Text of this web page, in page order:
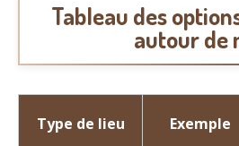
Tableau des
autour de
Type de lieu Exemple